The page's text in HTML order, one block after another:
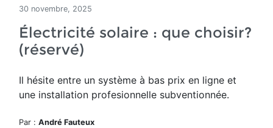
30 novembre, 2025
Électricité solaire : que choisir?
(réservé)
Il hésite entre un système à bas prix en ligne et
une installation profesionnelle subventionnée.
Par : André Fauteux